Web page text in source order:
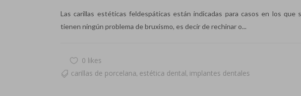
Las carillas estéticas feldespáticas están indicadas para casos en los
tienen ningún problema de bruxismo, es decir de rechinar o...
0 likes
carillas de porcelana, estética dental, implantes dentales